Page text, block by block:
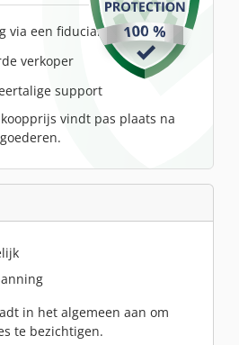
via een fiduciaire rekening
verkoper
support
vindt pas plaats na
in het algemeen aan om
te bezichtigen.